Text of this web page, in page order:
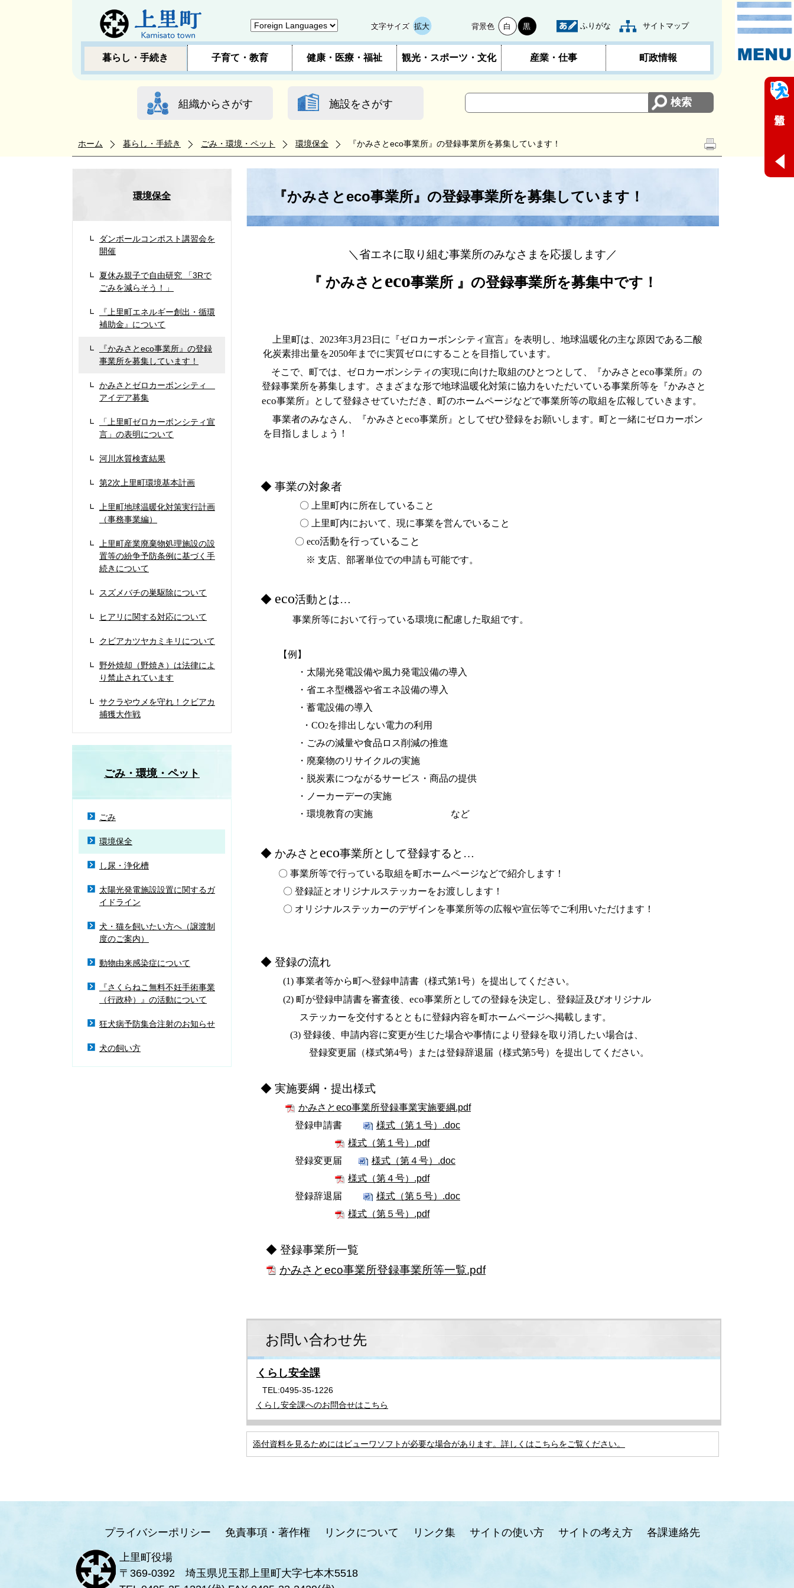
文字サイズ 拡大 背景色 白 黒 ふりがな サイトマップ
暮らし・手続き 子育て・教育 健康・医療・福祉 観光・スポーツ・文化 産業・仕事 町政情報
組織からさがす 施設をさがす
ホーム 暮らし・手続き ごみ・環境・ペット 環境保全 『かみさとeco事業所』の登録事業所を募集しています！
環境保全
ダンボールコンポスト講習会を
開催
夏休み親子で自由研究 「3Rで
ごみを減らそう！」
『上里町エネルギー創出・循環
補助金』について
『かみさとeco事業所』の登録
事業所を募集しています！
かみさとゼロカーボンシティ
アイデア募集
「上里町ゼロカーボンシティ宣
言」の表明について
河川水質検査結果
第2次上里町環境基本計画
上里町地球温暖化対策実行計画
（事務事業編）
上里町産業廃棄物処理施設の設
置等の紛争予防条例に基づく手
続きについて
スズメバチの巣駆除について
ヒアリに関する対応について
クビアカツヤカミキリについて
野外焼却（野焼き）は法律によ
り禁止されています
サクラやウメを守れ！クビアカ
捕獲大作戦
ごみ・環境・ペット
ごみ
環境保全
し尿・浄化槽
太陽光発電施設設置に関するガ
イドライン
犬・猫を飼いたい方へ（譲渡制
度のご案内）
動物由来感染症について
『さくらねこ無料不妊手術事業
（行政枠）』の活動について
狂犬病予防集合注射のお知らせ
犬の飼い方
『かみさとeco事業所』の登録事業所を募集しています！
＼省エネに取り組む事業所のみなさまを応援します／
『 かみさと eco事業所 』の登録事業所を募集中です！
上里町は、2023年3月23日に『ゼロカーボンシティ宣言』を表明し、地球温暖化の主な原因である二酸
化炭素排出量を2050年までに実質ゼロにすることを目指しています。
そこで、町では、ゼロカーボンシティの実現に向けた取組のひとつとして、『かみさとeco事業所』の
登録事業所を募集します。さまざまな形で地球温暖化対策に協力をいただいている事業所等を『かみさと
eco事業所』として登録させていただき、町のホームページなどで事業所等の取組を広報していきます。
事業者のみなさん、『かみさとeco事業所』としてぜひ登録をお願いします。町と一緒にゼロカーボン
を目指しましょう！
◆ 事業の対象者
〇 上里町内に所在していること
〇 上里町内において、現に事業を営んでいること
〇 eco活動を行っていること
※ 支店、部署単位での申請も可能です。
◆ eco活動とは…
事業所等において行っている環境に配慮した取組です。
【例】
・太陽光発電設備や風力発電設備の導入
・省エネ型機器や省エネ設備の導入
・蓄電設備の導入
・CO2を排出しない電力の利用
・ごみの減量や食品ロス削減の推進
・廃棄物のリサイクルの実施
・脱炭素につながるサービス・商品の提供
・ノーカーデーの実施
・環境教育の実施 など
◆ かみさと eco事業所として登録すると…
〇 事業所等で行っている取組を町ホームページなどで紹介します！
〇 登録証とオリジナルステッカーをお渡しします！
〇 オリジナルステッカーのデザインを事業所等の広報や宣伝等でご利用いただけます！
◆ 登録の流れ
(1) 事業者等から町へ登録申請書（様式第1号）を提出してください。
(2) 町が登録申請書を審査後、 eco事業所としての登録を決定し、登録証及びオリジナル
ステッカーを交付するとともに登録内容を町ホームページへ掲載します。
(3) 登録後、申請内容に変更が生じた場合や事情により登録を取り消したい場合は、
登録変更届（様式第4号）または登録辞退届（様式第5号）を提出してください。
◆ 実施要綱・提出様式
かみさとeco事業所登録事業実施要綱.pdf
登録申請書
様式（第１号）.doc
様式（第１号）.pdf
登録変更届
様式（第４号）.doc
様式（第４号）.pdf
登録辞退届
様式（第５号）.doc
様式（第５号）.pdf
◆ 登録事業所一覧
かみさとeco事業所登録事業所等一覧.pdf
お問い合わせ先
くらし安全課
TEL:0495-35-1226
くらし安全課へのお問合せはこちら
添付資料を見るためにはビューワソフトが必要な場合があります。詳しくはこちらをご覧ください。
プライバシーポリシー 免責事項・著作権 リンクについて リンク集 サイトの使い方 サイトの考え方 各課連絡先
上里町役場
〒369-0392 埼玉県児玉郡上里町大字七本木5518